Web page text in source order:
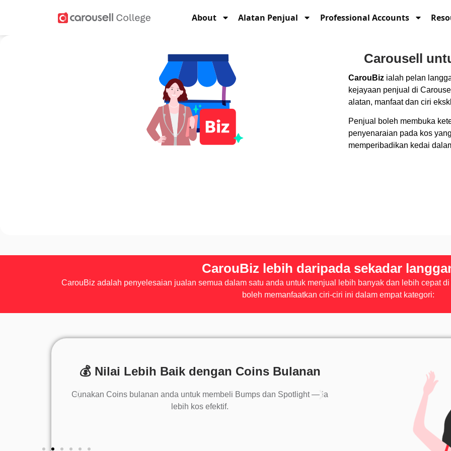
About Alatan Penjual Professional Accounts
Carousell
CarouBiz ialah pelan
kejayaan penjual di
alatan, manfaat dan ciri
Penjual boleh membuka
penyenaraian pada kos
memperibadikan kedai
CarouBiz lebih daripada sekadar
CarouBiz adalah penyelesaian jualan semua dalam satu anda untuk menjual lebih banyak dan lebih cepat
boleh memanfaatkan ciri-ciri ini dalam empat kategori:
💰 Nilai Lebih Baik dengan Coins Bulanan
Gunakan Coins bulanan anda untuk membeli Bumps dan Spotlight — ia
lebih kos efektif.
🏷️ Jimat
Nikmati diskaun borong